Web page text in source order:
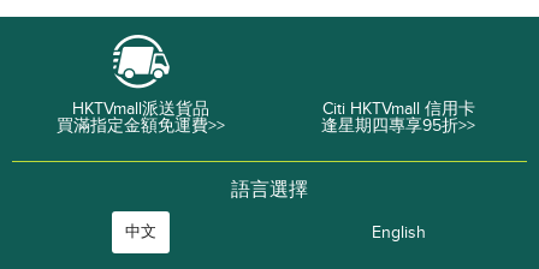
HKTVmall派送貨品
買滿指定金額免運費>>
Citi HKTVmall 信用卡
逢星期四專享95折>>
語言選擇
中文 English